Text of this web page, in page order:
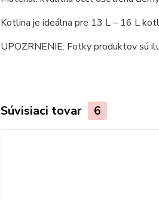
Kotlina je ideálna pre 13 L – 16 L
UPOZRNENIE: Fotky produktov sú
Súvisiaci tovar 6